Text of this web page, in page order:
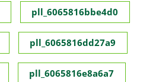
pll_6065816bbe4d0
pll_6065816dd27a9
pll_6065816e8a6a7